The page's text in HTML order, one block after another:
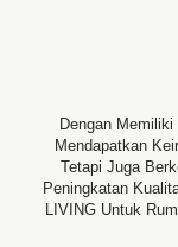
Dengan
Mendapatkan
Tetapi Juga
Peningkatan
LIVING Untuk